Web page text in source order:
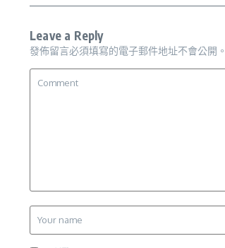
Leave a Reply
發佈留言必須填寫的電子郵件地址不會公開。